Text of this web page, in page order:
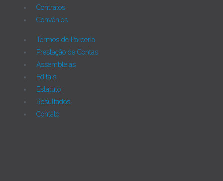
Contratos
Convênios
Termos de Parceria
Prestação de Contas
Assembleias
Editais
Estatuto
Resultados
Contato